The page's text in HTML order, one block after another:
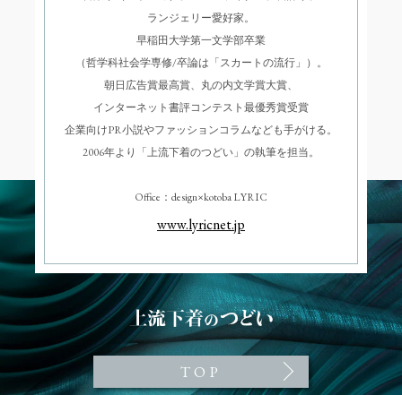
ランジェリー愛好家。
早稲田大学第一文学部卒業
（哲学科社会学専修/卒論は「スカートの流行」）。
朝日広告賞最高賞、丸の内文学賞大賞、
インターネット書評コンテスト最優秀賞受賞
企業向けPR小説やファッションコラムなども手がける。
2006年より「上流下着のつどい」の執筆を担当。
Office：design×kotoba LYRIC
www.lyricnet.jp
魅惑のランジェリーエ
ッセイ 上流下着のつ
どい Upper Inner Salon
｜ワコール
TOP